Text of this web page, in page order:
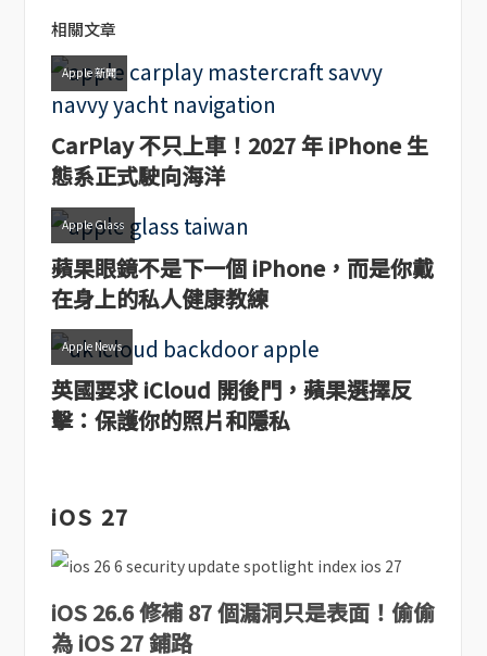
相關文章
Apple 新聞
CarPlay 不只上車！2027 年 iPhone 生
態系正式駛向海洋
Apple Glass
蘋果眼鏡不是下一個 iPhone，而是你戴
在身上的私人健康教練
Apple News
英國要求 iCloud 開後門，蘋果選擇反
擊：保護你的照片和隱私
iOS 27
iOS 26.6 修補 87 個漏洞只是表面！偷偷
為 iOS 27 鋪路